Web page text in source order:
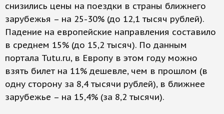
снизились цены на поездки в страны ближнего
зарубежья – на 25-30% (до 12,1 тысяч рублей).
Падение на европейские направления составило
в среднем 15% (до 15,2 тысяч). По данным
портала Tutu.ru, в Европу в этом году можно
взять билет на 11% дешевле, чем в прошлом (в
одну сторону за 8,4 тысячи рублей), в ближнее
зарубежье – на 15,4% (за 8,2 тысячи).